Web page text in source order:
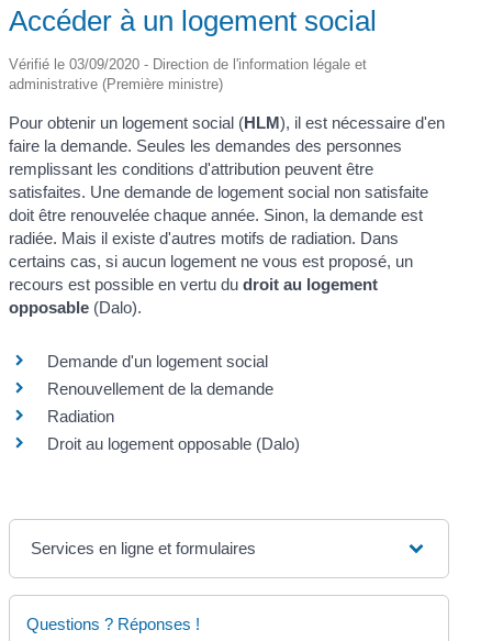
Accéder à un logement social
Vérifié le 03/09/2020 - Direction de l'information légale et
administrative (Première ministre)
Pour obtenir un logement social (HLM), il est nécessaire d'en
faire la demande. Seules les demandes des personnes
remplissant les conditions d'attribution peuvent être
satisfaites. Une demande de logement social non satisfaite
doit être renouvelée chaque année. Sinon, la demande est
radiée. Mais il existe d'autres motifs de radiation. Dans
certains cas, si aucun logement ne vous est proposé, un
recours est possible en vertu dudroit au logement
opposable (Dalo).
Demande d'un logement social
Renouvellement de la demande
Radiation
Droit au logement opposable (Dalo)
Services en ligne et formulaires
Questions ? Réponses !